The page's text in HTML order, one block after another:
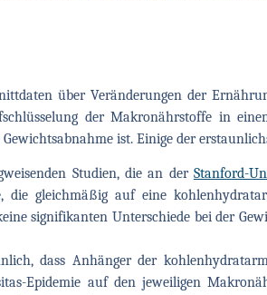
über Veränderungen der
der Makronährstoffe in
ist. Einige der
Studien, die an der Stanford-
die gleichmäßig auf eine
signifikanten Unterschiede bei der
dass Anhänger der
Epidemie auf den jeweiligen